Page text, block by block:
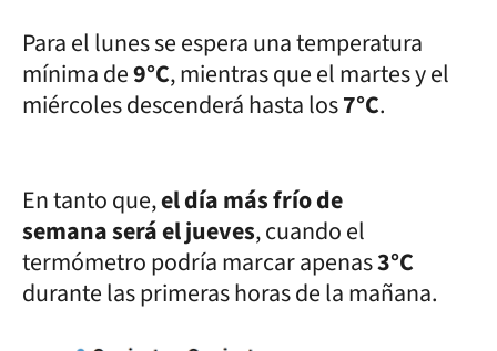
Para el lunes se espera una temperatura
mínima de9°C, mientras que el martes y el
miércoles descenderá hasta los7°C.
En tanto que,el día más frío de
semana será el jueves, cuando el
termómetro podría marcar apenas3°C
durante las primeras horas de la mañana.